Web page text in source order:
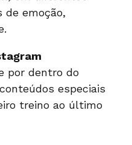
de emoção,
por dentro do
especiais
treino ao último